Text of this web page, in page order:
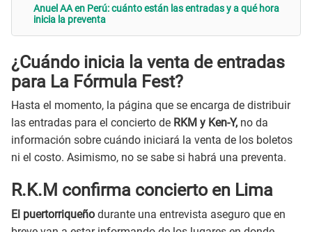
Anuel AA en Perú: cuánto están las entradas y a qué hora
inicia la preventa
¿Cuándo inicia la venta de entradas
para La Fórmula Fest?
Hasta el momento, la página que se encarga de distribuir
las entradas para el concierto de RKM y Ken-Y, no da
información sobre cuándo iniciará la venta de los boletos
ni el costo. Asimismo, no se sabe si habrá una preventa.
R.K.M confirma concierto en Lima
El puertorriqueño durante una entrevista aseguro que en